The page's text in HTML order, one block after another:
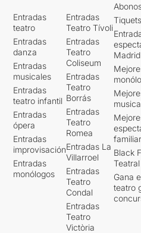
Entradas
teatro
Entradas
danza
Entradas
musicales
Entradas
teatro infantil
Entradas
ópera
Entradas
improvisación
Entradas
monólogos
Entradas
Teatro Tívoli
Entradas
Teatro
Coliseum
Entradas
Teatro
Borrás
Entradas
Teatro
Romea
Entradas La
Villarroel
Entradas
Teatro
Condal
Entradas
Teatro
Victòria
Madrid
Black
Teatral
Gana
teatro